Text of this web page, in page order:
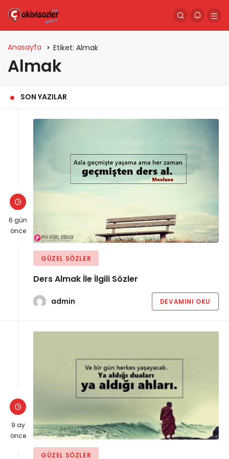
Anasayfa Etiket: Almak
Almak
SON YAZILAR
6 gün
önce
GÜZEL SÖZLER
Ders Almak İle İlgili Sözler
admin DEVAMINI OKU
9 ay
önce
GÜZEL SÖZLER